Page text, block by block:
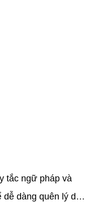
tắc ngữ pháp và
dàng quên lý do